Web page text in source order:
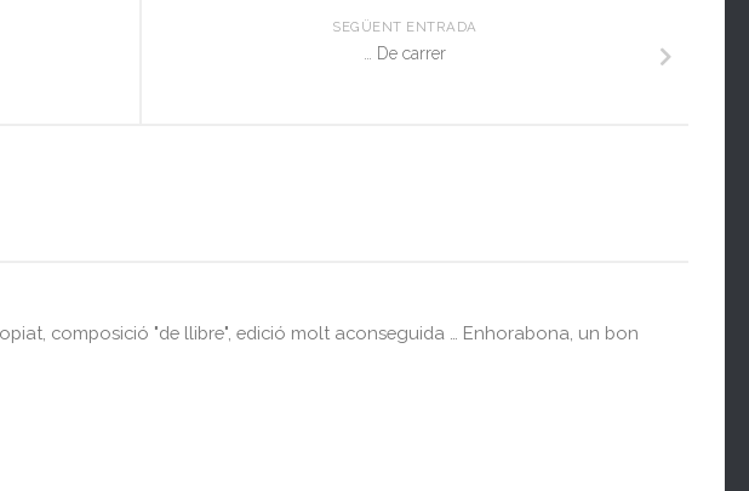
SEGÜENT ENTRADA
… De carrer
composició "de llibre", edició molt aconseguida … Enhorabona, un bon